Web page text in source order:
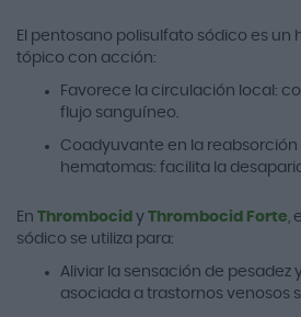
El pentosano polisulfato sódico es un
tópico con acción:
Favorece la circulación local:
flujo sanguíneo.
Coadyuvante en la
hematomas: facilita la
En Thrombocid y Thrombocid Forte,
sódico se utiliza para:
Aliviar la sensación de pesadez
asociada a trastornos venosos